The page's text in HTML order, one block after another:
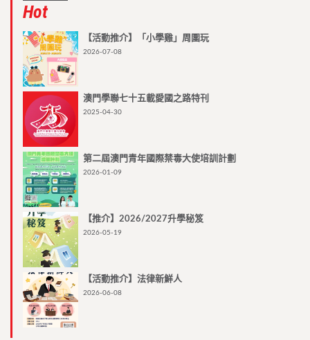
Hot
【活動推介】「小學雞」周圍玩
2026-07-08
澳門學聯七十五載愛國之路特刊
2025-04-30
第二屆澳門青年國際禁毒大使培訓計劃
2026-01-09
【推介】2026/2027升學秘笈
2026-05-19
【活動推介】法律新鮮人
2026-06-08